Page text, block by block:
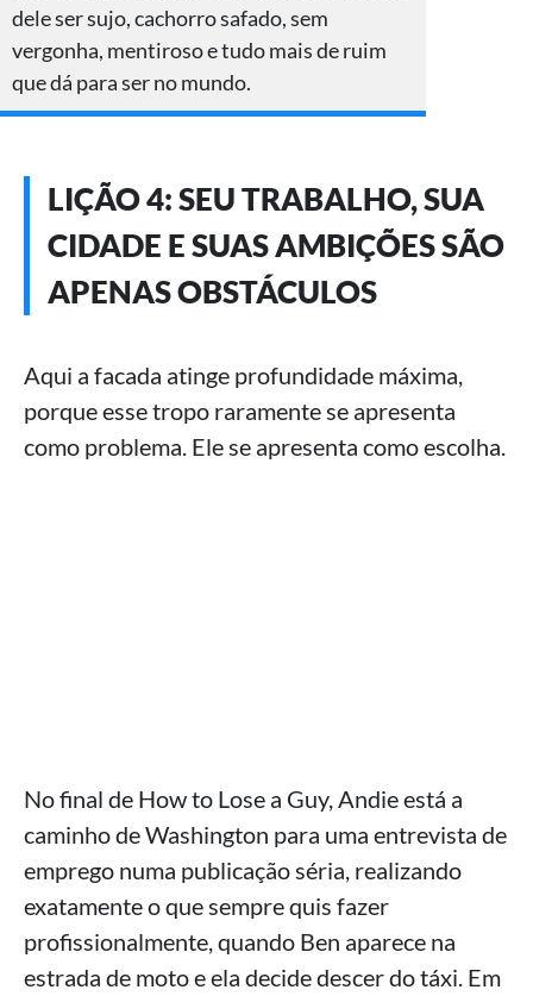
dele ser sujo, cachorro safado, sem
vergonha, mentiroso e tudo mais de ruim
que dá para ser no mundo.
LIÇÃO 4: SEU TRABALHO, SUA
CIDADE E SUAS AMBIÇÕES SÃO
APENAS OBSTÁCULOS
Aqui a facada atinge profundidade máxima,
porque esse tropo raramente se apresenta
como problema. Ele se apresenta como escolha.
No final de How to Lose a Guy, Andie está a
caminho de Washington para uma entrevista de
emprego numa publicação séria, realizando
exatamente o que sempre quis fazer
profissionalmente, quando Ben aparece na
estrada de moto e ela decide descer do táxi. Em